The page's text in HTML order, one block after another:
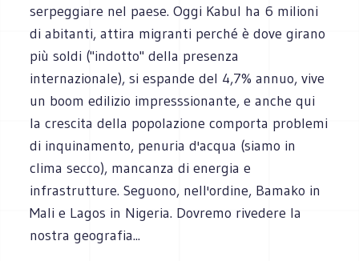
serpeggiare nel paese. Oggi Kabul ha 6 milioni
di abitanti, attira migranti perché è dove girano
più soldi ("indotto" della presenza
internazionale), si espande del 4,7% annuo, vive
un boom edilizio impresssionante, e anche qui
la crescita della popolazione comporta problemi
di inquinamento, penuria d'acqua (siamo in
clima secco), mancanza di energia e
infrastrutture. Seguono, nell'ordine, Bamako in
Mali e Lagos in Nigeria. Dovremo rivedere la
nostra geografia...